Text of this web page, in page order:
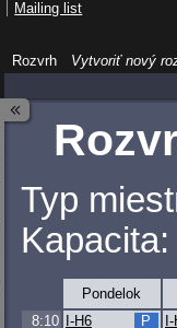
Typ
Pondelok
8:10 I-H6
P
I-
Rozvrh Vytvoriť nový
Mailing list